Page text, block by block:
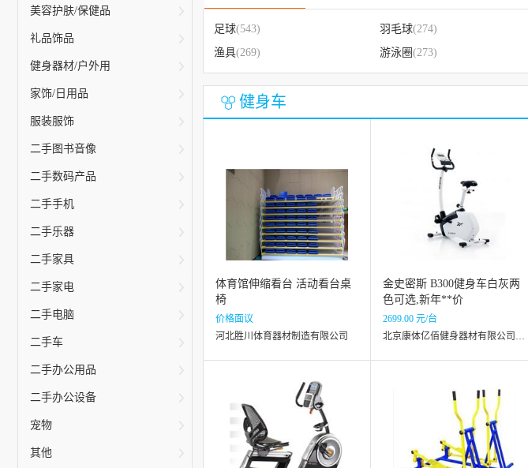
美容护肤/保健品
礼品饰品
健身器材/户外用
家饰/日用品
服装服饰
二手图书音像
二手数码产品
二手手机
二手乐器
二手家具
二手家电
二手电脑
二手车
二手办公用品
二手办公设备
宠物
其他
足球(543) 羽毛球(274)
渔具(269) 游泳圈(273)
健身车
体育馆伸缩看台 活动看台桌
椅
价格面议
河北胜川体育器材制造有限公司
金史密斯 B300健身车白灰两
色可选,新年**价
2699.00 元/台
北京康体亿佰健身器材有限公司六里桥分公司